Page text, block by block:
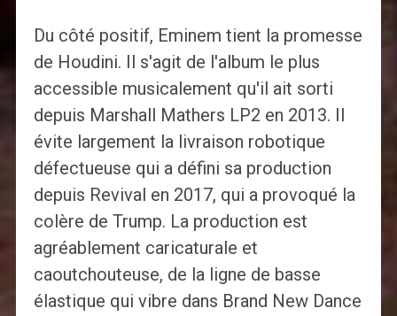
Du côté positif, Eminem tient la promesse
de Houdini. Il s'agit de l'album le plus
accessible musicalement qu'il ait sorti
depuis Marshall Mathers LP2 en 2013. Il
évite largement la livraison robotique
défectueuse qui a défini sa production
depuis Revival en 2017, qui a provoqué la
colère de Trump. La production est
agréablement caricaturale et
caoutchouteuse, de la ligne de basse
élastique qui vibre dans Brand New Dance